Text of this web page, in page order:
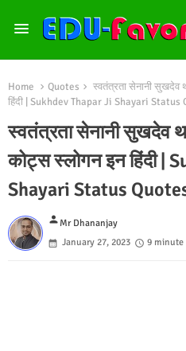
Home Quotes
स्वतंत्रता सेनानी सुखदेव
हिंदी | Sukhdev Thapar Ji Shayari Status
स्वतंत्रता सेनानी सुखदेव
कोट्स स्लोगन इन हिंदी |
Shayari Status
person Mr Dhananjay
January 27, 2023
9 minute